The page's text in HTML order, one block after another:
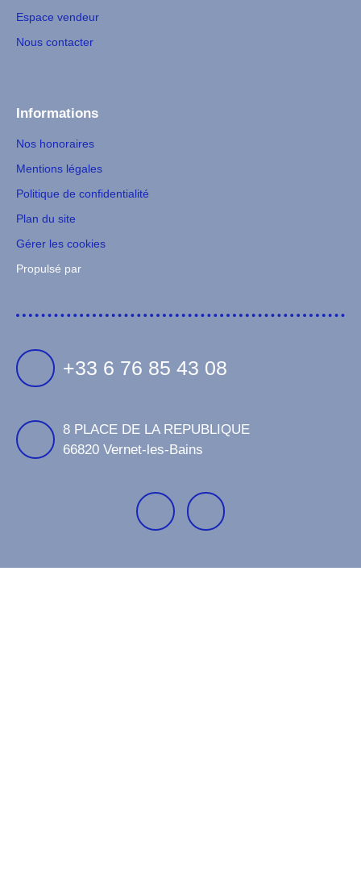
Espace vendeur
Nous contacter
Informations
Nos honoraires
Mentions légales
Politique de confidentialité
Plan du site
Gérer les cookies
Propulsé par
+33 6 76 85 43 08
8 PLACE DE LA REPUBLIQUE
66820 Vernet-les-Bains